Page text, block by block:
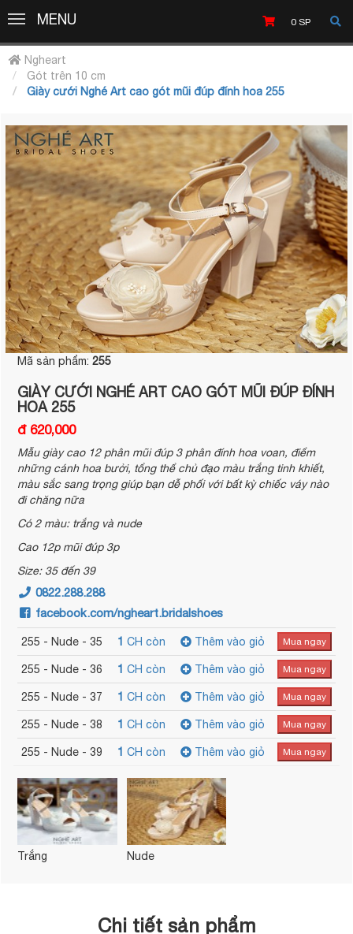
0 SP
MENUMENU
Ngheart
Gót trên 10 cm
Giày cưới Nghé Art cao gót mũi đúp đính hoa 255
Mã sản phẩm: 255
GIÀY CƯỚI NGHÉ ART CAO GÓT MŨI ĐÚP ĐÍNH
HOA 255
đ 620,000
Mẫu giày cao 12 phân mũi đúp 3 phân đính hoa voan, điểm
những cánh hoa bưởi, tổng thể chủ đạo màu trắng tinh khiết,
màu sắc sang trọng giúp bạn dễ phối với bất kỳ chiếc váy nào
đi chăng nữa
Có 2 màu: trắng và nude
Cao 12p mũi đúp 3p
Size: 35 đến 39
0822.288.288
facebook.com/ngheart.bridalshoes
255 - Nude - 35 1 CH còn Thêm vào giỏ Mua ngay
255 - Nude - 36 1 CH còn Thêm vào giỏ Mua ngay
255 - Nude - 37 1 CH còn Thêm vào giỏ Mua ngay
255 - Nude - 38 1 CH còn Thêm vào giỏ Mua ngay
255 - Nude - 39 1 CH còn Thêm vào giỏ Mua ngay
Trắng Nude
Chi tiết sản phẩm